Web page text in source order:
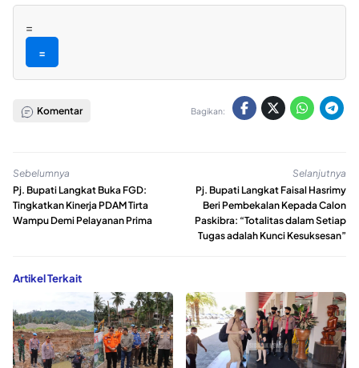
=
=
Komentar Bagikan:
Sebelumnya
Pj. Bupati Langkat Buka FGD:
Tingkatkan Kinerja PDAM Tirta
Wampu Demi Pelayanan Prima
Selanjutnya
Pj. Bupati Langkat Faisal Hasrimy
Beri Pembekalan Kepada Calon
Paskibra: “Totalitas dalam Setiap
Tugas adalah Kunci Kesuksesan”
Artikel Terkait